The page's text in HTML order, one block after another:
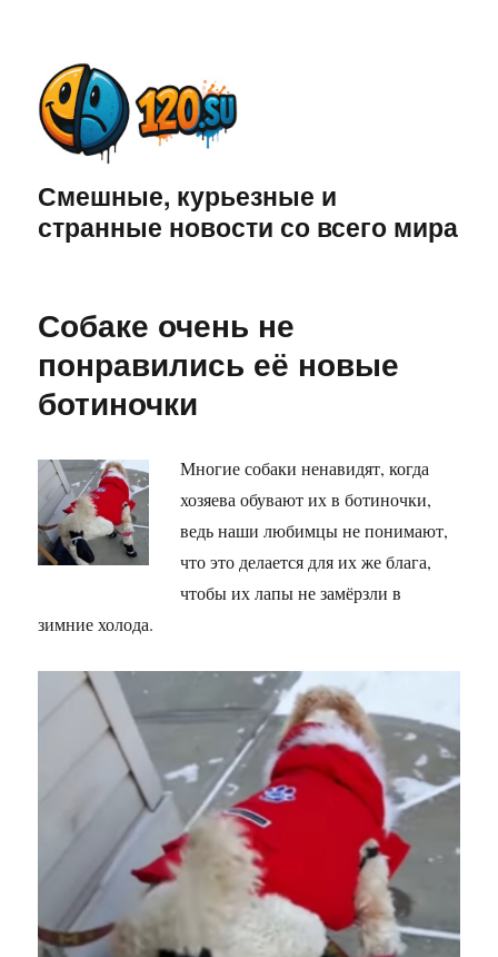
Смешные, курьезные и
странные новости со всего мира
Собаке очень не
понравились её новые
ботиночки
Многие собаки ненавидят, когда
хозяева обувают их в ботиночки,
ведь наши любимцы не понимают,
что это делается для их же блага,
чтобы их лапы не замёрзли в
зимние холода.